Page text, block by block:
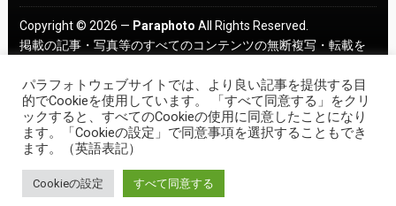
Copyright © 2026 — Paraphoto All Rights Reserved.
掲載の記事・写真等のすべてのコンテンツの無断複写・転載を
パラフォトウェブサイトでは、より良い記事を提供する目
的でCookieを使用しています。 「すべて同意する」をクリ
ックすると、すべてのCookieの使用に同意したことになり
ます。「Cookieの設定」で同意事項を選択することもでき
ます。（英語表記）
Cookieの設定 すべて同意する